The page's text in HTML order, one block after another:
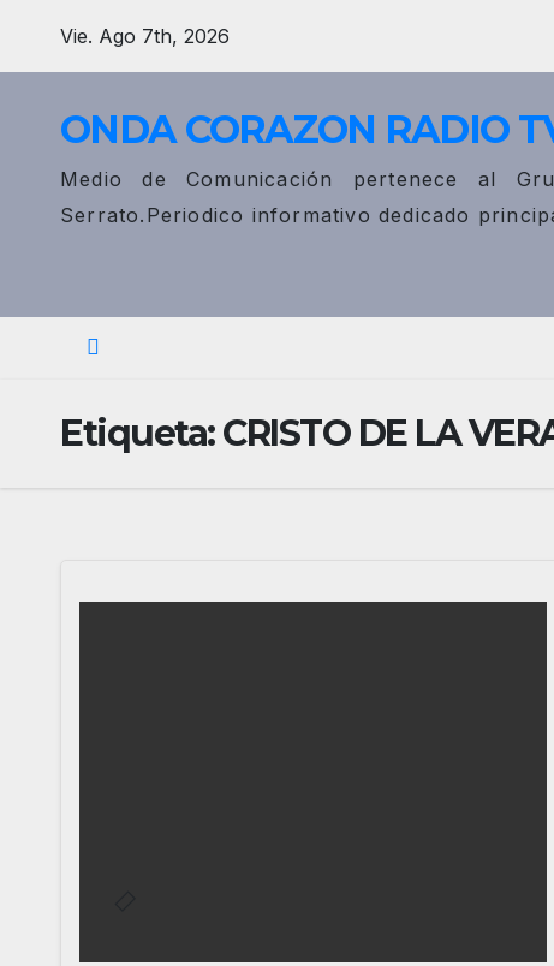
Vie. Ago 7th, 2026
ONDA CORAZON RADIO
Medio de Comunicación pertenece al
Serrato.Periodico informativo dedicado
Etiqueta:CRISTO DE LA